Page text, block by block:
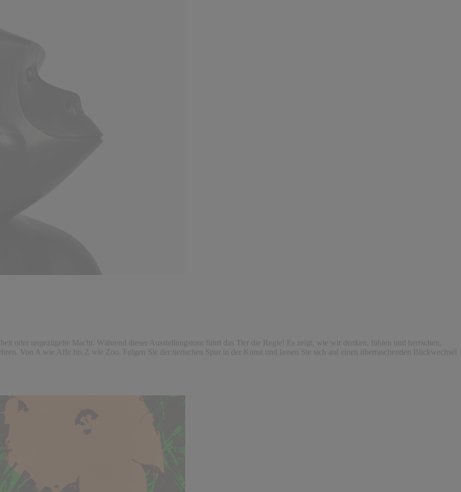
oder ungezügelte Macht. Während dieser Ausstellungstour führt das Tier die Regie! Es zeigt, wie wir denken, fühlen und herrschen,
Von A wie Affe bis Z wie Zoo. Folgen Sie der tierischen Spur in der Kunst und lassen Sie sich auf einen überraschenden Blickwechsel